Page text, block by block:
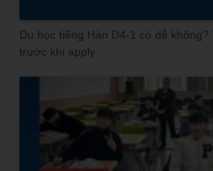
Du học tiếng Hàn D4-1 có dễ
trước khi apply